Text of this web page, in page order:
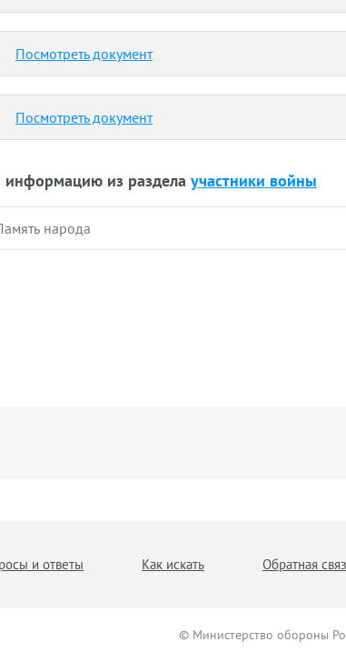
Посмотреть документ
Посмотреть документ
из раздела участники войны
и ответы Как искать Обратная
© Министерство обороны